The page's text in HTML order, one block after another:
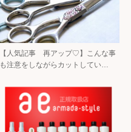
【人気記事 再アップ♡】こんな事
も注意をしながらカットしてい…